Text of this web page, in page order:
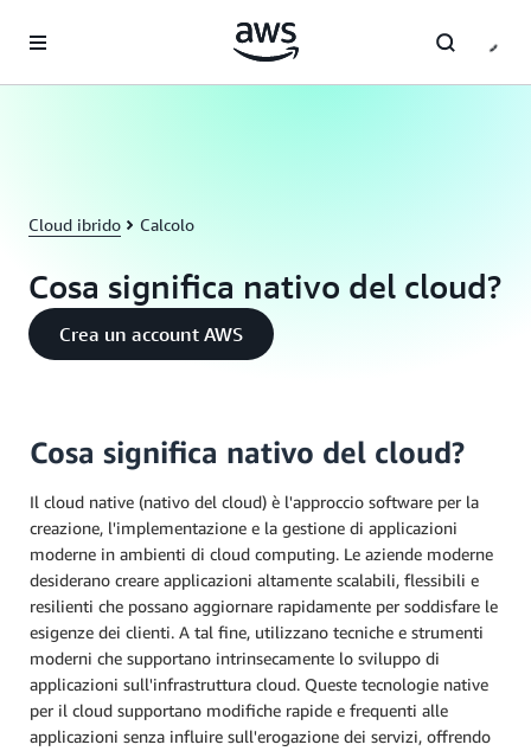
Cloud ibrido Calcolo
Cosa significa nativo del cloud?
Crea un account AWS
Cosa significa nativo del cloud?
Il cloud native (nativo del cloud) è l'approccio software per la
creazione, l'implementazione e la gestione di applicazioni
moderne in ambienti di cloud computing. Le aziende moderne
desiderano creare applicazioni altamente scalabili, flessibili e
resilienti che possano aggiornare rapidamente per soddisfare le
esigenze dei clienti. A tal fine, utilizzano tecniche e strumenti
moderni che supportano intrinsecamente lo sviluppo di
applicazioni sull'infrastruttura cloud. Queste tecnologie native
per il cloud supportano modifiche rapide e frequenti alle
applicazioni senza influire sull'erogazione dei servizi, offrendo